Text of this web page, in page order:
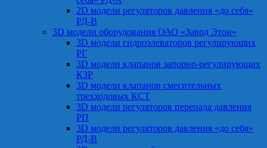
2D модели регуляторов давления «до себя»
РД-В
3D модели оборудования ОАО «Завод Этон»
3D модели гидроэлеваторов регулирующих
РГ
3D модели клапанов запорно-регулирующих
КЗР
3D модели клапанов смесительных
трехходовых КСТ
3D модели регуляторов перепада давления
РП
3D модели регуляторов давления «до себя»
РД-В